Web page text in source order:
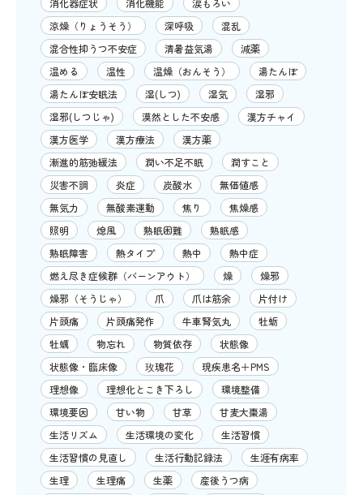
消化器症状 消化機能
涙もろい
涼燥（りょうそう）
深呼吸
混乱
混合性抑うつ不安症
清暑益気湯
減薬
温める
温性 温燥（おんそう）
湯たんぽ
湯たんぽ安眠法
湿(しつ) 湿気
湿邪
湿邪(しつじゃ)
漠然とした不安感
漢方チャイ
漢方医学
漢方療法
漢方薬
漸進的筋弛緩法
潤い不足不眠
潤すこと
災害不調
炎症 炭酸水
無価値感
無気力
無酸素運動 焦り
焦燥感
照明
熄風 熟眠困難
熟眠感
熟眠障害
熱タイプ 熱中
熱中症
燃え尽き症候群（バーンアウト）
燥
燥邪
燥邪（そうじゃ）
爪 爪は筋余
片付け
片頭痛
片頭痛発作 牛車腎気丸
牡蛎
牡蠣
物忘れ 物質依存
状態像
状態像・臨床像
玫瑰花
現疾患名＋PMS
理想像
理想化とこき下ろし
環境整備
環境要因
甘い物 甘草
甘麦大棗湯
生活リズム
生活環境の変化
生活習慣
生活習慣の見直し
生活行動記録法
生涯有病率
生理
生理痛 生薬
産後うつ病